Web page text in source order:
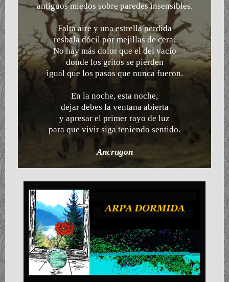
antiguos miedos sobre paredes insensibles.
Falta aire y una estrella perdida
resbala dócil por mejillas de cera.
No hay más dolor que el del vacío
donde los gritos se pierden
igual que los pasos que nunca fueron.
En la noche, esta noche,
dejar debes la ventana abierta
y apresar el primer rayo de luz
para que vivir siga teniendo sentido.
Ancrugon